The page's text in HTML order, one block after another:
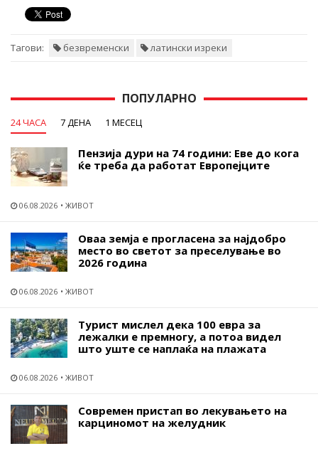
Тагови: безвременски латински изреки
ПОПУЛАРНО
24 ЧАСА 7 ДЕНА 1 МЕСЕЦ
Пензија дури на 74 години: Еве до кога
ќе треба да работат Европејците
06.08.2026 ЖИВОТ
Оваа земја е прогласена за најдобро
место во светот за преселување во
2026 година
06.08.2026 ЖИВОТ
Турист мислел дека 100 евра за
лежалки е премногу, а потоа видел
што уште се наплаќа на плажата
06.08.2026 ЖИВОТ
Современ пристап во лекувањето на
карциномот на желудник